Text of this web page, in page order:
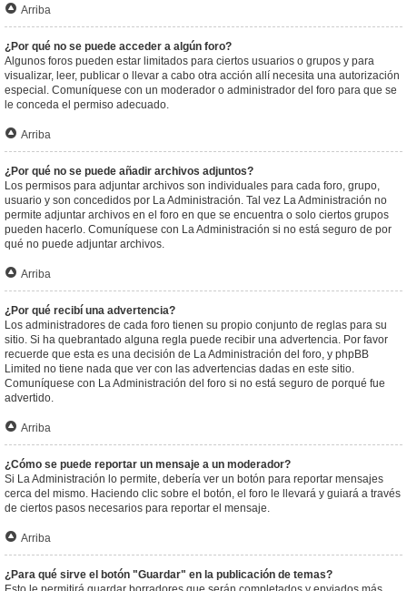
Arriba
¿Por qué no se puede acceder a algún foro?
Algunos foros pueden estar limitados para ciertos usuarios o grupos y para
visualizar, leer, publicar o llevar a cabo otra acción allí necesita una autorización
especial. Comuníquese con un moderador o administrador del foro para que se
le conceda el permiso adecuado.
Arriba
¿Por qué no se puede añadir archivos adjuntos?
Los permisos para adjuntar archivos son individuales para cada foro, grupo,
usuario y son concedidos por La Administración. Tal vez La Administración no
permite adjuntar archivos en el foro en que se encuentra o solo ciertos grupos
pueden hacerlo. Comuníquese con La Administración si no está seguro de por
qué no puede adjuntar archivos.
Arriba
¿Por qué recibí una advertencia?
Los administradores de cada foro tienen su propio conjunto de reglas para su
sitio. Si ha quebrantado alguna regla puede recibir una advertencia. Por favor
recuerde que esta es una decisión de La Administración del foro, y phpBB
Limited no tiene nada que ver con las advertencias dadas en este sitio.
Comuníquese con La Administración del foro si no está seguro de porqué fue
advertido.
Arriba
¿Cómo se puede reportar un mensaje a un moderador?
Si La Administración lo permite, debería ver un botón para reportar mensajes
cerca del mismo. Haciendo clic sobre el botón, el foro le llevará y guiará a través
de ciertos pasos necesarios para reportar el mensaje.
Arriba
¿Para qué sirve el botón "Guardar" en la publicación de temas?